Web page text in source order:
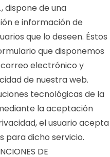
dispone de una
e información de
que lo deseen. Éstos
que disponemos
electrónico y
de nuestra web.
tecnológicas de la
la aceptación
el usuario acepta
para dicho servicio.
DE